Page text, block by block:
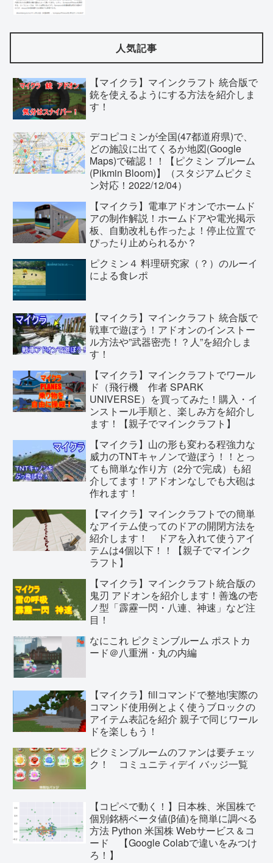
人気記事
【マイクラ】マインクラフト 統合版で
銃を使えるようにする方法を紹介しま
す！
デコピコミンが全国(47都道府県)で、
どの施設に出てくるか地図(Google
Maps)で確認！！【ピクミン ブルーム
(Pikmin Bloom)】（スタジアムピクミ
ン対応！2022/12/04）
【マイクラ】電車アドオンでホームド
アの制作解説！ホームドアや電光掲示
板、自動改札も作ったよ！停止位置で
ぴったり止められるか？
ピクミン４ 料理研究家（？）のルーイ
による食レポ
【マイクラ】マインクラフト 統合版で
戦車で遊ぼう！アドオンのインストー
ル方法や”武器密売！？人”を紹介しま
す！
【マイクラ】マインクラフトでワール
ド（飛行機 作者 SPARK
UNIVERSE）を買ってみた！購入・イ
ンストール手順と、楽しみ方を紹介し
ます！【親子でマインクラフト】
【マイクラ】山の形も変わる程強力な
威力のTNTキャノンで遊ぼう！！とっ
ても簡単な作り方（2分で完成）も紹
介してます！アドオンなしでも大砲は
作れます！
【マイクラ】マインクラフトでの簡単
なアイテム使ってのドアの開閉方法を
紹介します！ ドアを入れて使うアイ
テムは4個以下！！【親子でマインク
ラフト】
【マイクラ】マインクラフト統合版の
鬼刃 アドオンを紹介します！善逸の壱
ノ型「霹靂一閃・八連、神速」など注
目！
なにこれ ピクミンブルーム ポストカ
ード＠八重洲・丸の内編
【マイクラ】fillコマンドで整地!実際の
コマンド使用例とよく使うブロックの
アイテム表記を紹介 親子で同じワール
ドを楽しもう！
ピクミンブルームのファンは要チェッ
ク！ コミュニティデイ バッジ一覧
【コピペで動く！】日本株、米国株で
個別銘柄ベータ値(β値)を簡単に調べる
方法 Python 米国株 Webサービス＆コ
ード 【Google Colabで違いをみつけ
ろ！】